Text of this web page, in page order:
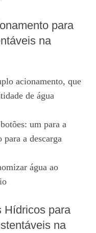
para
na
acionamento, que
de água
um para a
a descarga
água ao
Hídricos para
na